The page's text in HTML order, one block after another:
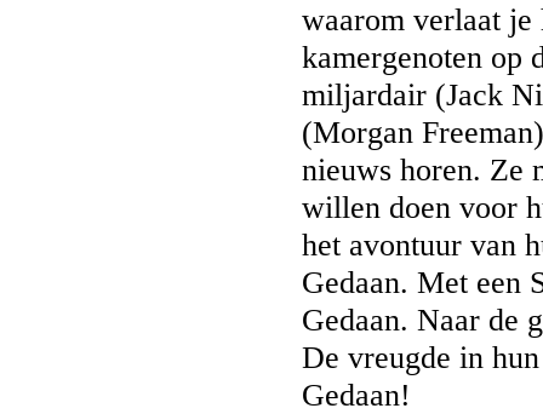
waarom verlaat
kamergenoten op
miljardair (Jack
(Morgan
nieuws horen. Ze
willen doen voor
het avontuur van
Gedaan. Met een
Gedaan. Naar de
De vreugde in
Gedaan!